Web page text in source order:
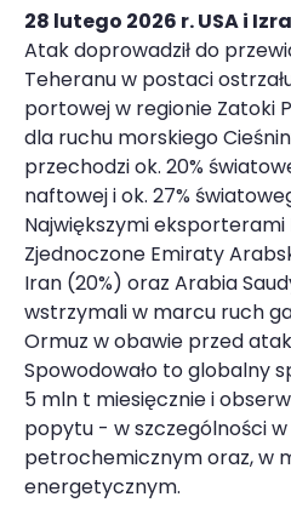
28 lutego 2026 r. USA i
Atak doprowadził do
Teheranu w postaci
portowej w regionie Zatoki
dla ruchu morskiego
przechodzi ok. 20%
naftowej i ok. 27%
Największymi eksporterami
Zjednoczone Emiraty
Iran (20%) oraz Arabia
wstrzymali w marcu ruch
Ormuz w obawie przed
Spowodowało to globalny
5 mln t miesięcznie i
popytu - w szczególności
petrochemicznym oraz, w
energetycznym.